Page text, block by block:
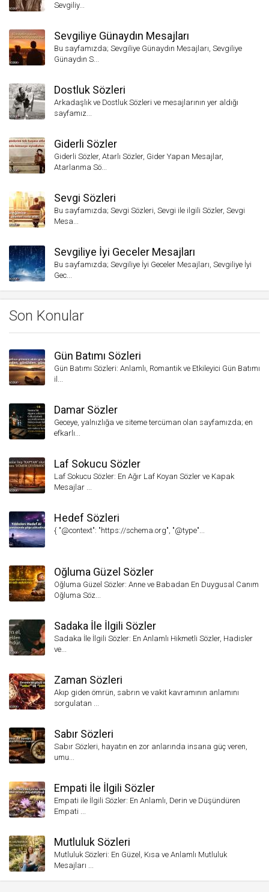
Sevgiliy...
Sevgiliye Günaydın Mesajları
Bu sayfamızda; Sevgiliye Günaydın Mesajları, Sevgiliye
Günaydın S...
Dostluk Sözleri
Arkadaşlık ve Dostluk Sözleri ve mesajlarının yer aldığı
sayfamız...
Giderli Sözler
Giderli Sözler, Atarlı Sözler, Gider Yapan Mesajlar,
Atarlanma Sö...
Sevgi Sözleri
Bu sayfamızda; Sevgi Sözleri, Sevgi ile ilgili Sözler, Sevgi
Mesa...
Sevgiliye İyi Geceler Mesajları
Bu sayfamızda; Sevgiliye İyi Geceler Mesajları, Sevgiliye İyi
Gec...
Son Konular
Gün Batımı Sözleri
Gün Batımı Sözleri: Anlamlı, Romantik ve Etkileyici Gün Batımı
il...
Damar Sözler
Geceye, yalnızlığa ve siteme tercüman olan sayfamızda; en
efkarlı...
Laf Sokucu Sözler
Laf Sokucu Sözler: En Ağır Laf Koyan Sözler ve Kapak
Mesajlar ...
Hedef Sözleri
{ "@context": "https://schema.org", "@type"...
Oğluma Güzel Sözler
Oğluma Güzel Sözler: Anne ve Babadan En Duygusal Canım
Oğluma Söz...
Sadaka İle İlgili Sözler
Sadaka İle İlgili Sözler: En Anlamlı Hikmetli Sözler, Hadisler
ve...
Zaman Sözleri
Akıp giden ömrün, sabrın ve vakit kavramının anlamını
sorgulatan ...
Sabır Sözleri
Sabır Sözleri, hayatın en zor anlarında insana güç veren,
umu...
Empati İle İlgili Sözler
Empati ile İlgili Sözler: En Anlamlı, Derin ve Düşündüren
Empati ...
Mutluluk Sözleri
Mutluluk Sözleri: En Güzel, Kısa ve Anlamlı Mutluluk
Mesajları ...